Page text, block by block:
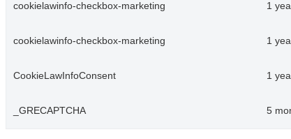
cookielawinfo-checkbox-marketing 1
cookielawinfo-checkbox-marketing 1
CookieLawInfoConsent 1
_GRECAPTCHA 5